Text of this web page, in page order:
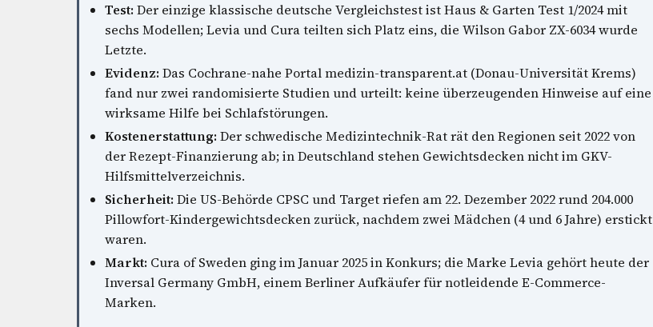
Test: Der einzige klassische deutsche Vergleichstest ist Haus & Garten Test 1/2024 mit
sechs Modellen; Levia und Cura teilten sich Platz eins, die Wilson Gabor ZX-6034 wurde
Letzte.
Evidenz: Das Cochrane-nahe Portal medizin-transparent.at (Donau-Universität Krems)
fand nur zwei randomisierte Studien und urteilt: keine überzeugenden Hinweise auf eine
wirksame Hilfe bei Schlafstörungen.
Kostenerstattung: Der schwedische Medizintechnik-Rat rät den Regionen seit 2022 von
der Rezept-Finanzierung ab; in Deutschland stehen Gewichtsdecken nicht im GKV-
Hilfsmittelverzeichnis.
Sicherheit: Die US-Behörde CPSC und Target riefen am 22. Dezember 2022 rund 204.000
Pillowfort-Kindergewichtsdecken zurück, nachdem zwei Mädchen (4 und 6 Jahre) erstickt
waren.
Markt: Cura of Sweden ging im Januar 2025 in Konkurs; die Marke Levia gehört heute der
Inversal Germany GmbH, einem Berliner Aufkäufer für notleidende E-Commerce-
Marken.